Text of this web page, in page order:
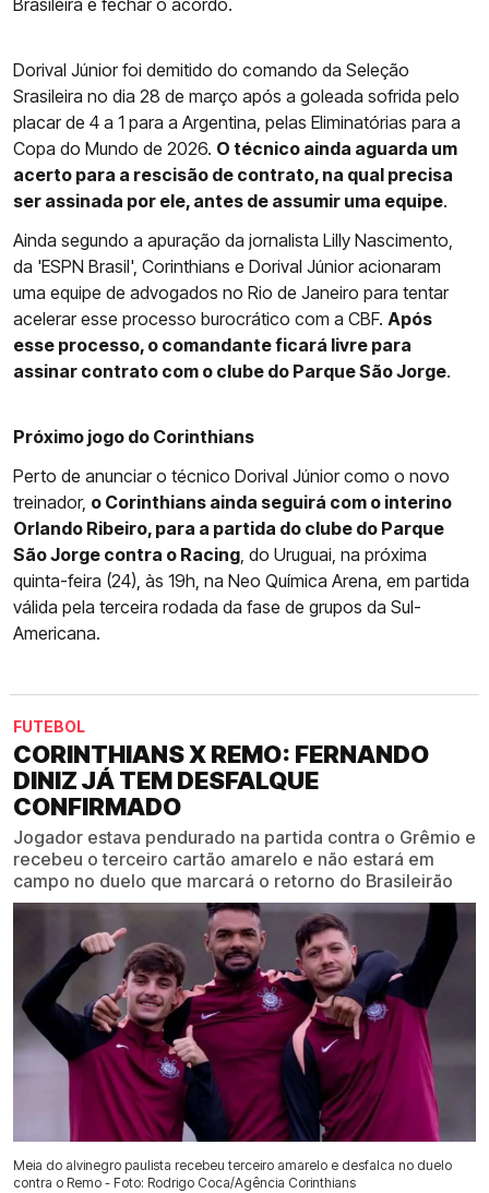
Brasileira e fechar o acordo.
Dorival Júnior foi demitido do comando da Seleção
Srasileira no dia 28 de março após a goleada sofrida pelo
placar de 4 a 1 para a Argentina, pelas Eliminatórias para a
Copa do Mundo de 2026. O técnico ainda aguarda um
acerto para a rescisão de contrato, na qual precisa
ser assinada por ele, antes de assumir uma equipe.
Ainda segundo a apuração da jornalista Lilly Nascimento,
da 'ESPN Brasil', Corinthians e Dorival Júnior acionaram
uma equipe de advogados no Rio de Janeiro para tentar
acelerar esse processo burocrático com a CBF. Após
esse processo, o comandante ficará livre para
assinar contrato com o clube do Parque São Jorge.
Próximo jogo do Corinthians
Perto de anunciar o técnico Dorival Júnior como o novo
treinador, o Corinthians ainda seguirá com o interino
Orlando Ribeiro, para a partida do clube do Parque
São Jorge contra o Racing, do Uruguai, na próxima
quinta-feira (24), às 19h, na Neo Química Arena, em partida
válida pela terceira rodada da fase de grupos da Sul-
Americana.
FUTEBOL
CORINTHIANS X REMO: FERNANDO
DINIZ JÁ TEM DESFALQUE
CONFIRMADO
Jogador estava pendurado na partida contra o Grêmio e
recebeu o terceiro cartão amarelo e não estará em
campo no duelo que marcará o retorno do Brasileirão
Meia do alvinegro paulista recebeu terceiro amarelo e desfalca no duelo
contra o Remo - Foto: Rodrigo Coca/Agência Corinthians